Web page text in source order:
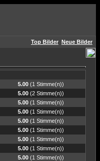
Top Bilder Neue Bilder
5.00 (1 Stimme(n))
5.00 (2 Stimme(n))
5.00 (1 Stimme(n))
5.00 (1 Stimme(n))
5.00 (1 Stimme(n))
5.00 (1 Stimme(n))
5.00 (1 Stimme(n))
5.00 (1 Stimme(n))
5.00 (1 Stimme(n))